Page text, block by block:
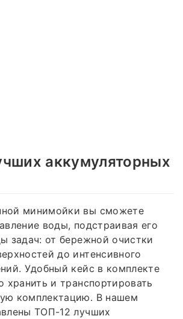
аккумуляторных
минимойки вы сможете
воды, подстраивая его
задач: от бережной очистки
до интенсивного
Удобный кейс в комплекте
хранить и транспортировать
комплектацию. В нашем
ТОП-12 лучших